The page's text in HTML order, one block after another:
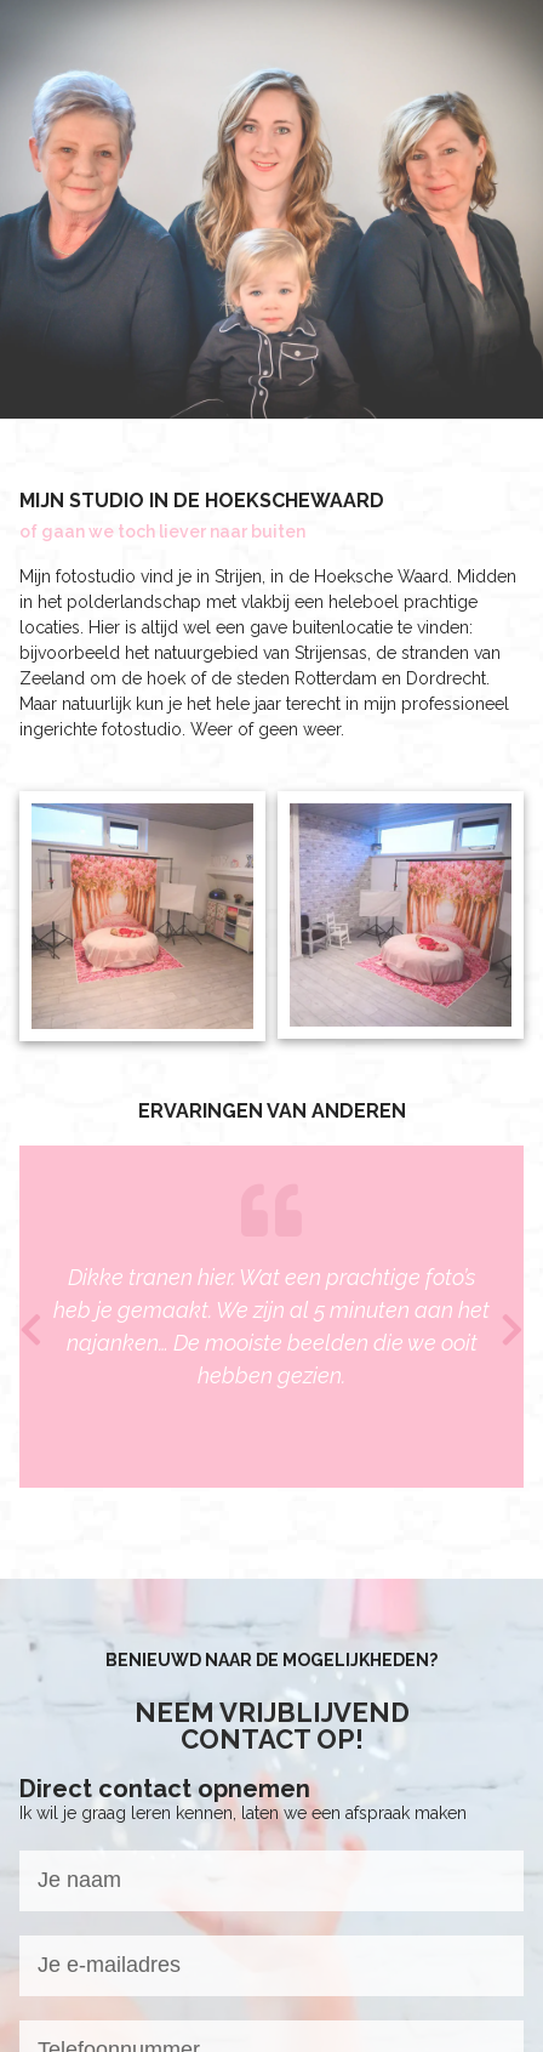
MIJN STUDIO IN DE HOEKSCHEWAARD
of gaan we toch liever naar buiten
Mijn fotostudio vind je in Strijen, in de Hoeksche Waard. Midden
in het polderlandschap met vlakbij een heleboel prachtige
locaties. Hier is altijd wel een gave buitenlocatie te vinden:
bijvoorbeeld het natuurgebied van Strijensas, de stranden van
Zeeland om de hoek of de steden Rotterdam en Dordrecht.
Maar natuurlijk kun je het hele jaar terecht in mijn professioneel
ingerichte fotostudio. Weer of geen weer.
ERVARINGEN VAN ANDEREN
Dikke tranen hier. Wat een prachtige foto’s
heb je gemaakt. We zijn al 5 minuten aan het
najanken… De mooiste beelden die we ooit
hebben gezien.
BENIEUWD NAAR DE MOGELIJKHEDEN?
NEEM VRIJBLIJVEND
CONTACT OP!
Direct contact opnemen
Ik wil je graag leren kennen, laten we een afspraak maken